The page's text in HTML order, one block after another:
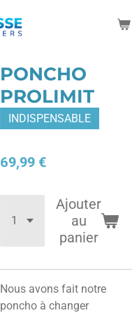
PONCHO
PROLIMIT
INDISPENSABLE
69,99 €
Ajouter
au
panier
Nous avons fait notre
poncho à changer